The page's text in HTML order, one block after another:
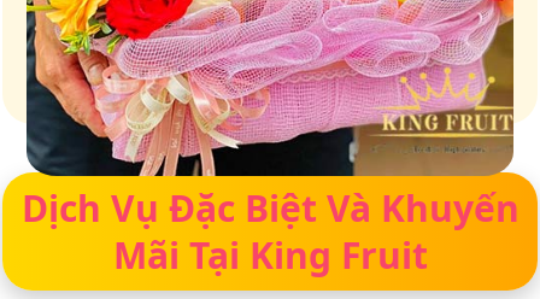
Giữ trọn vị ngọt của thiên nhiên
Dịch Vụ Đặc Biệt Và Khuyến
Mãi Tại King Fruit